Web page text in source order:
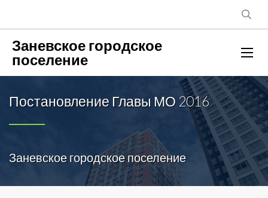
Заневское городское
поселение
Постановление Главы МО 2016
Заневское городское поселение